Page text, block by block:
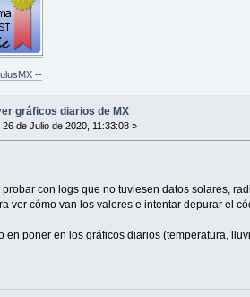
--
gráficos diarios de MX
26 de Julio de 2020, 11:33:08 »
con logs que no tuviesen datos solares,
ver cómo van los valores e intentar depurar el
en poner en los gráficos diarios (temperatura,